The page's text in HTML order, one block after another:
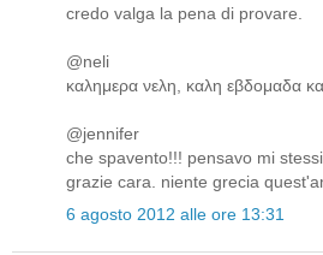
credo valga la pena di provare.
@neli
καλημερα νελη, καλη εβδομαδα
@jennifer
che spavento!!! pensavo mi
grazie cara. niente grecia
6 agosto 2012 alle ore 13:31